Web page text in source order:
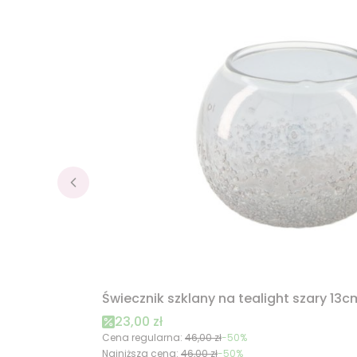
Świecznik szklany na tealight szary
Cena promocyjna
23,00 zł
Cena regularna: 46,00 zł-50%
Najniższa cena: 46,00 zł-50%